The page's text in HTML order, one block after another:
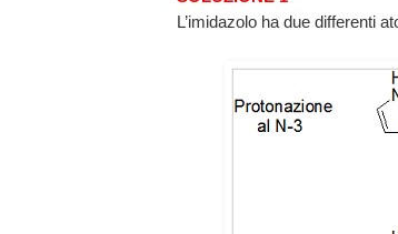
L’imidazolo ha due differenti